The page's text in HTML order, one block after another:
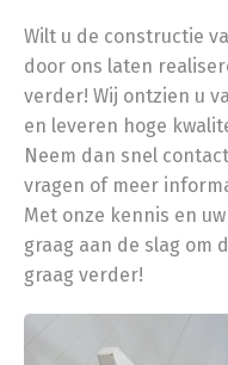
Wilt u de constructie
door ons laten
verder! Wij ontzien u
en leveren hoge
Neem dan snel
vragen of meer
Met onze kennis en
graag aan de slag om
graag verder!